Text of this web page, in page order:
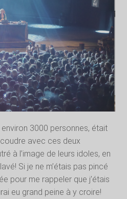
3000 personnes, était
avec ces deux
à l’image de leurs idoles, en
Si je ne m’étais pas pincé
pour me rappeler que j’étais
eu grand peine à y croire!